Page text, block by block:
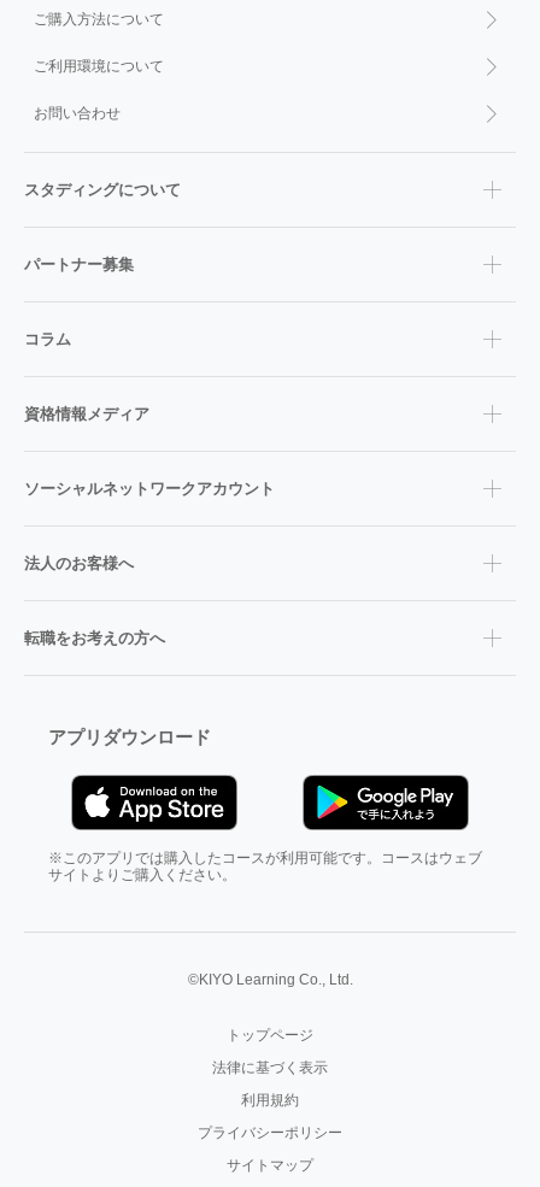
ご購入方法について
ご利用環境について
お問い合わせ
スタディングについて
パートナー募集
コラム
資格情報メディア
ソーシャルネットワークアカウント
法人のお客様へ
転職をお考えの方へ
アプリダウンロード
※このアプリでは購入したコースが利用可能です。コースはウェブ
サイトよりご購入ください。
©KIYO Learning Co., Ltd.
トップページ
法律に基づく表示
利用規約
プライバシーポリシー
サイトマップ